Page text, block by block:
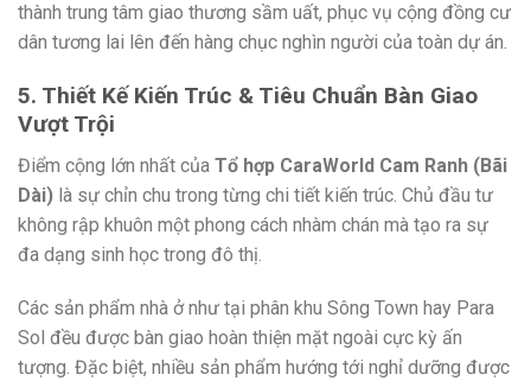
thành trung tâm giao thương sầm uất, phục vụ cộng đồng cư
dân tương lai lên đến hàng chục nghìn người của toàn dự án.
5. Thiết Kế Kiến Trúc & Tiêu Chuẩn Bàn Giao
Vượt Trội
Điểm cộng lớn nhất của Tổ hợp CaraWorld Cam Ranh (Bãi
Dài) là sự chỉn chu trong từng chi tiết kiến trúc. Chủ đầu tư
không rập khuôn một phong cách nhàm chán mà tạo ra sự
đa dạng sinh học trong đô thị.
Các sản phẩm nhà ở như tại phân khu Sông Town hay Para
Sol đều được bàn giao hoàn thiện mặt ngoài cực kỳ ấn
tượng. Đặc biệt, nhiều sản phẩm hướng tới nghỉ dưỡng được